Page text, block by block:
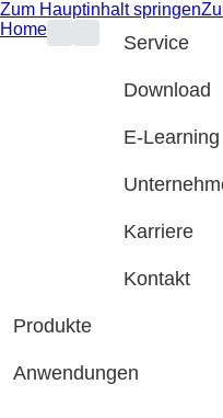
Zum Hauptinhalt springen
Home
Service
Download
E-Learning
Karriere
Kontakt
Produkte
Anwendungen